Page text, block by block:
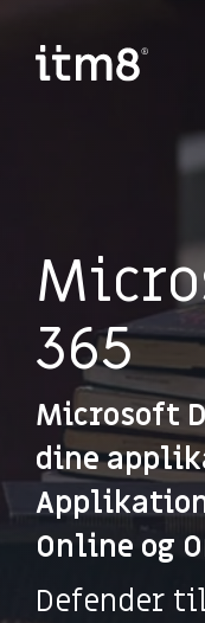
indhold
365
Microsoft
dine
Online og
Defender